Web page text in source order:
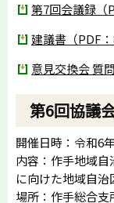
第7回会議録（
建議書（PDF：
意見交換会 質
第6回協議
開催日時：令和6
内容：作手地域
に向けた地域自
場所：作手総合